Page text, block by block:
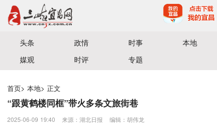
宜昌三峡融媒体中心主办
头条 政情 时事
本地
媒观
时评 专题
首页> 本地> 正文
“跟黄鹤楼同框”带火多条文旅街巷
2025-06-09 19:40 来源：​湖北日报 编辑：胡伟龙